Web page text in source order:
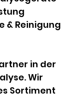
& Reinigung
in der
Wir
Sortiment